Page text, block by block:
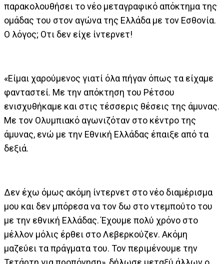
παρακολουθήσει το νέο μεταγραφικό απόκτημα της
ομάδας του στον αγώνα της Ελλάδα με τον Εσθονία.
Ο λόγος; Οτι δεν είχε ίντερνετ!
«Είμαι χαρούμενος γιατί όλα πήγαν όπως τα είχαμε
φανταστεί. Με την απόκτηση του Ρέτσου
ενισχυθήκαμε και στις τέσσερις θέσεις της άμυνας.
Με τον Ολυμπιακό αγωνιζόταν στο κέντρο της
άμυνας, ενώ με την Εθνική Ελλάδας έπαιξε από τα
δεξιά.
Δεν έχω όμως ακόμη ίντερνετ στο νέο διαμέρισμα
μου και δεν μπόρεσα να τον δω στο ντεμπούτο του
με την εθνική Ελλάδας. Έχουμε πολύ χρόνο στο
μέλλον μόλις έρθει στο Λεβερκούζεν. Ακόμη
μαζεύει τα πράγματα του. Τον περιμένουμε την